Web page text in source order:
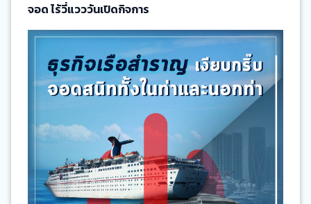
จอด ไร้วี่แวววันเปิดกิจการ